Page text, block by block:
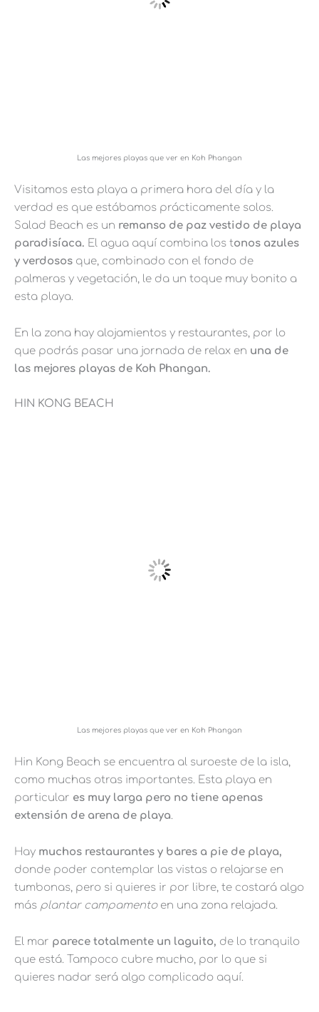
Las mejores playas que ver en Koh Phangan
Visitamos esta playa a primera hora del día y la
verdad es que estábamos prácticamente solos.
Salad Beach es un remanso de paz vestido de playa
paradisíaca. El agua aquí combina los tonos azules
y verdosos que, combinado con el fondo de
palmeras y vegetación, le da un toque muy bonito a
esta playa.
En la zona hay alojamientos y restaurantes, por lo
que podrás pasar una jornada de relax en una de
las mejores playas de Koh Phangan.
HIN KONG BEACH
Las mejores playas que ver en Koh Phangan
Hin Kong Beach se encuentra al suroeste de la isla,
como muchas otras importantes. Esta playa en
particular es muy larga pero no tiene apenas
extensión de arena de playa.
Hay muchos restaurantes y bares a pie de playa,
donde poder contemplar las vistas o relajarse en
tumbonas, pero si quieres ir por libre, te costará algo
más plantar campamentoen una zona relajada.
El mar parece totalmente un laguito, de lo tranquilo
que está. Tampoco cubre mucho, por lo que si
quieres nadar será algo complicado aquí.